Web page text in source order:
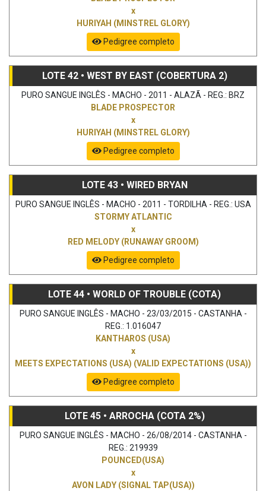
x
HURIYAH (MINSTREL GLORY)
Pedigree completo
LOTE 42 • WEST BY EAST (COBERTURA 2)
PURO SANGUE INGLÊS - MACHO - 2011 - ALAZÃ - REG.: BRZ
BLADE PROSPECTOR
x
HURIYAH (MINSTREL GLORY)
Pedigree completo
LOTE 43 • WIRED BRYAN
PURO SANGUE INGLÊS - MACHO - 2011 - TORDILHA - REG.: USA
STORMY ATLANTIC
x
RED MELODY (RUNAWAY GROOM)
Pedigree completo
LOTE 44 • WORLD OF TROUBLE (COTA)
PURO SANGUE INGLÊS - MACHO - 23/03/2015 - CASTANHA -
REG.: 1.016047
KANTHAROS (USA)
x
MEETS EXPECTATIONS (USA) (VALID EXPECTATIONS (USA))
Pedigree completo
LOTE 45 • ARROCHA (COTA 2%)
PURO SANGUE INGLÊS - MACHO - 26/08/2014 - CASTANHA -
REG.: 219939
POUNCED(USA)
x
AVON LADY (SIGNAL TAP(USA))